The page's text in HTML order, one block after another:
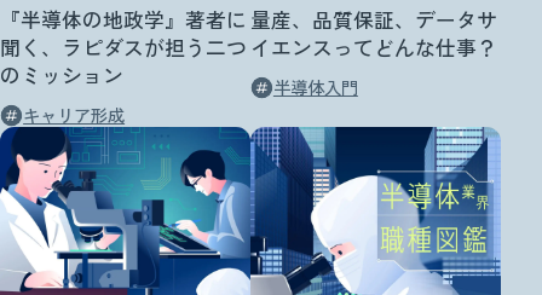
『半導体の地政学』著者に
聞く、ラピダスが担う二つ
のミッション
キャリア形成
量産、品質保証、データサ
イエンスってどんな仕事？
半導体入門